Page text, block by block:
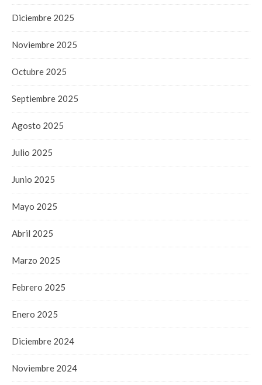
Diciembre 2025
Noviembre 2025
Octubre 2025
Septiembre 2025
Agosto 2025
Julio 2025
Junio 2025
Mayo 2025
Abril 2025
Marzo 2025
Febrero 2025
Enero 2025
Diciembre 2024
Noviembre 2024